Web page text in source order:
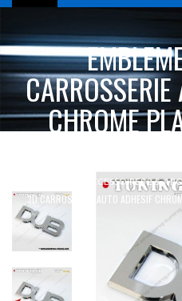
CHROME
ACCESSOIRES 2 & 4
3D CARROSSERIE AUTO ADHESIF